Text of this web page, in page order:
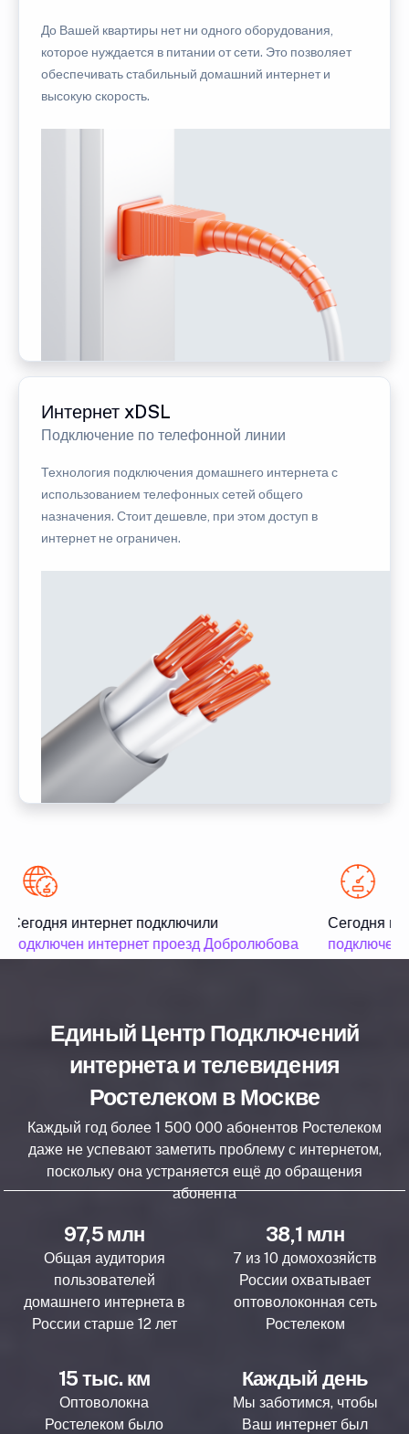
До Вашей квартиры нет ни одного оборудования,
которое нуждается в питании от сети. Это позволяет
обеспечивать стабильный домашний интернет и
высокую скорость.
Интернет xDSL
Подключение по телефонной линии
Технология подключения домашнего интернета с
использованием телефонных сетей общего
назначения. Стоит дешевле, при этом доступ в
интернет не ограничен.
Сегодня интернет подключили
подключен интернет проезд Добролюбова
Сегодня
подключен
Единый Центр Подключений
интернета и телевидения
Ростелеком в Москве
Каждый год более 1 500 000 абонентов Ростелеком
даже не успевают заметить проблему с интернетом,
поскольку она устраняется ещё до обращения
абонента
97,5 млн
Общая аудитория
пользователей
домашнего интернета в
России старше 12 лет
38,1 млн
7 из 10 домохозяйств
России охватывает
оптоволоконная сеть
Ростелеком
15 тыс. км
Оптоволокна
Ростелеком было
Каждый день
Мы заботимся, чтобы
Ваш интернет был